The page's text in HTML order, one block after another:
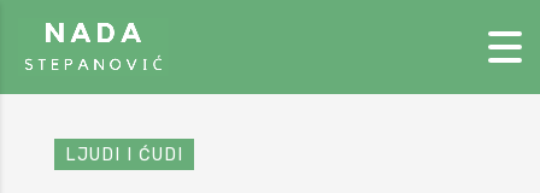
LJUDI I ĆUDI